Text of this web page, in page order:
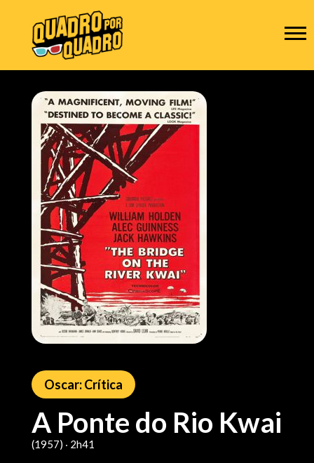
Oscar: Crítica
A Ponte do Rio Kwai
(1957) ‧ 2h41